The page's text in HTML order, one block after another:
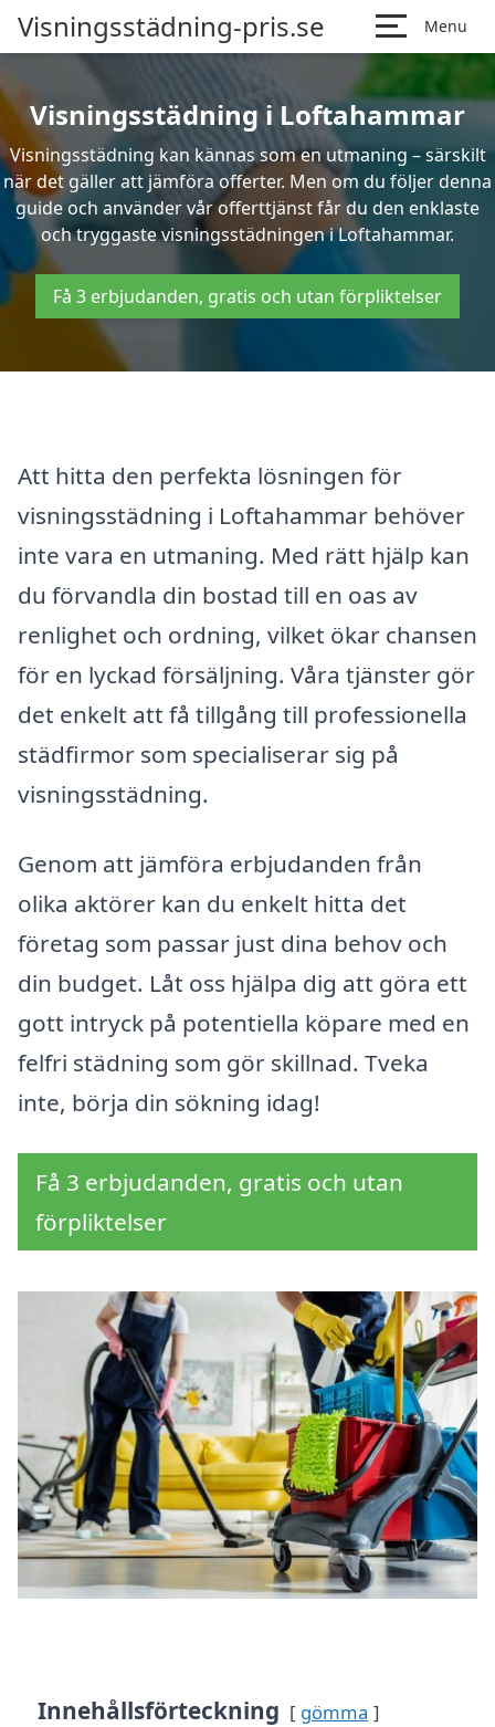
Visningsstädning-pris.se Menu
Visningsstädning i Loftahammar
Visningsstädning kan kännas som en utmaning – särskilt
när det gäller att jämföra offerter. Men om du följer denna
guide och använder vår offerttjänst får du den enklaste
och tryggaste visningsstädningen i Loftahammar.
Få 3 erbjudanden, gratis och utan förpliktelser
Att hitta den perfekta lösningen för
visningsstädning i Loftahammar behöver
inte vara en utmaning. Med rätt hjälp kan
du förvandla din bostad till en oas av
renlighet och ordning, vilket ökar chansen
för en lyckad försäljning. Våra tjänster gör
det enkelt att få tillgång till professionella
städfirmor som specialiserar sig på
visningsstädning.
Genom att jämföra erbjudanden från
olika aktörer kan du enkelt hitta det
företag som passar just dina behov och
din budget. Låt oss hjälpa dig att göra ett
gott intryck på potentiella köpare med en
felfri städning som gör skillnad. Tveka
inte, börja din sökning idag!
Få 3 erbjudanden, gratis och utan
förpliktelser
Innehållsförteckning gömma